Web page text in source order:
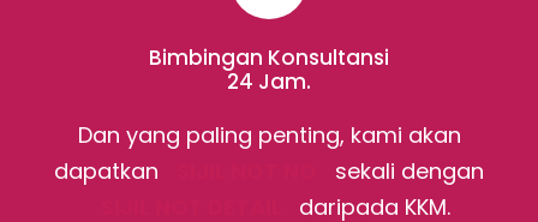
Bimbingan Konsultansi
24 Jam.
Dan yang paling penting, kami akan
dapatkan
sekali dengan
daripada KKM.